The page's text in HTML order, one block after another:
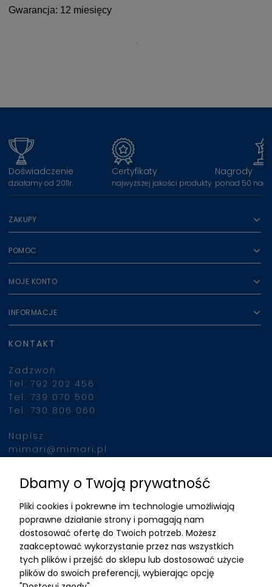
Gwarancja: 12 miesięcy
Doświadczenie
działamy od 2011r.
Certyfikaty
najwyższej jakości produkty
Nagrody
ponad 50
ZAKUPY
POMOC
MOJE KONTO
INFORMACJE
KONTAKT
Zadzwoń
Tel. 792 202 456
Tel. 739 070 500
Tel. 730 806 060
Napisz
mimari@mimari.pl
Znajdziesz nas
ADRES
MIMARI sp z o.o.
ul. Kurkowa 12
50-210 Wrocław
Dbamy o Twoją prywatność
Pliki cookies i pokrewne im technologie umożliwiają
poprawne działanie strony i pomagają nam
dostosować ofertę do Twoich potrzeb. Możesz
zaakceptować wykorzystanie przez nas wszystkich
tych plików i przejść do sklepu lub dostosować użycie
plików do swoich preferencji, wybierając opcję